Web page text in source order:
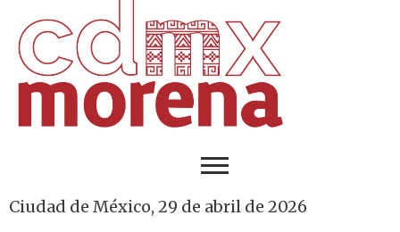
Ciudad de México, 29 de abril de 2026